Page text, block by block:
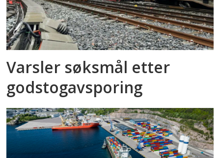
Varsler søksmål etter
godstog­avsporing